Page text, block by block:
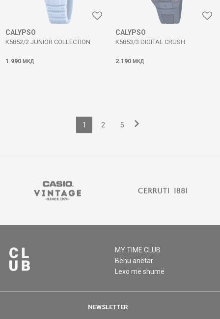
CALYPSO
K5852/2 JUNIOR COLLECTION
1.990 МКД
CALYPSO
K5853/3 DIGITAL CRUSH
2.190 МКД
1 2 5
MY:TIME CLUB
Bëhu anëtar
Lexo më shumë
NEWSLETTER